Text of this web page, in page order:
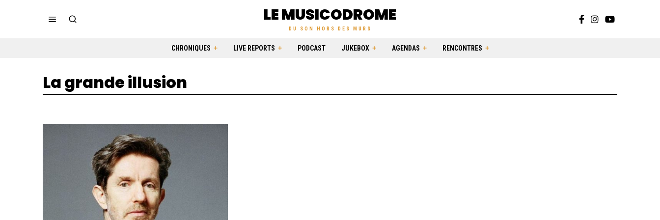
LE MUSICODROME
DU SON HORS DES MURS
CHRONIQUES LIVE REPORTS PODCAST JUKEBOX AGENDAS RENCONTRES
La grande illusion